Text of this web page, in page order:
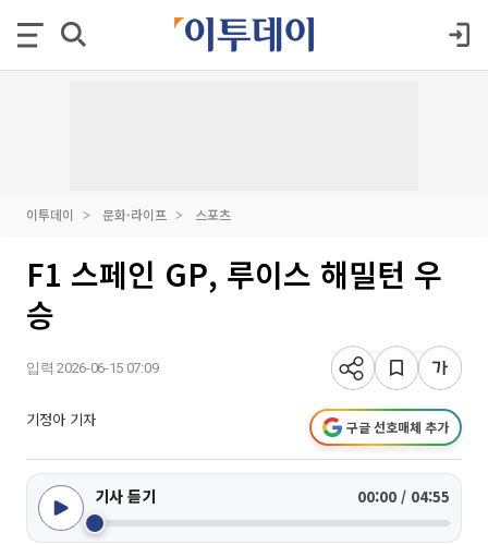
이투데이 문화·라이프 스포츠
F1 스페인 GP, 루이스 해밀턴 우
승
입력 2026-06-15 07:09
기정아 기자 구글 선호매체 추가
기사 듣기 00:00 / 04:55